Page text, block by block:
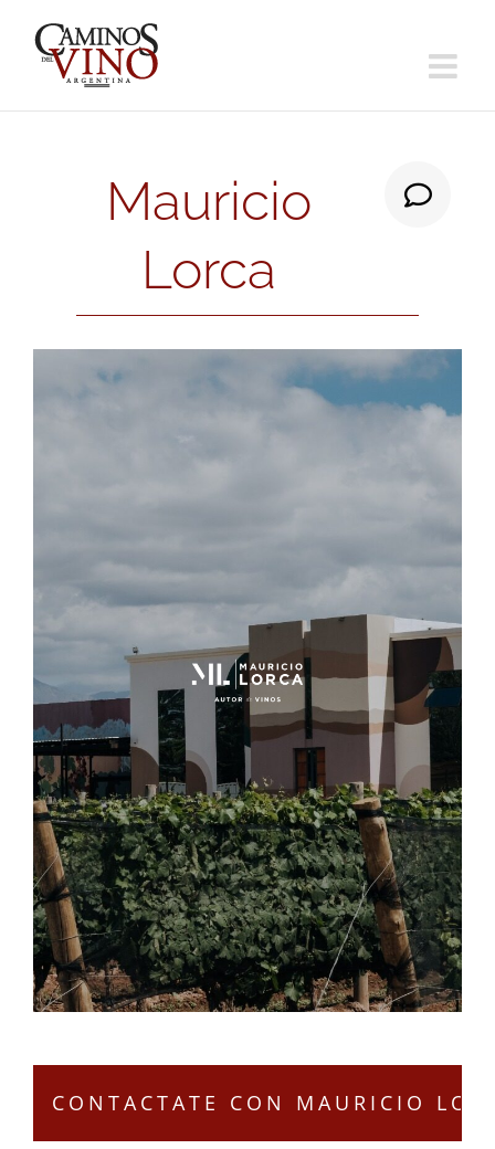
contenido
Mauricio
Lorca